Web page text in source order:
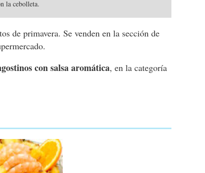
la cebolleta.
de primavera. Se venden en la sección de
con salsa aromática, en la categoría